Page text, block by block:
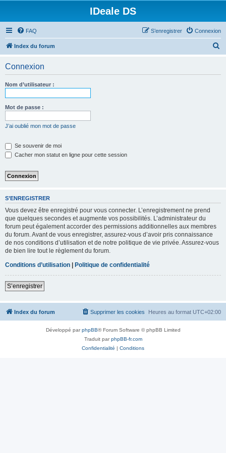
IDeale DS
FAQ Connexion
S’enregistrer
Index du forum
Connexion
Nom d’utilisateur :
Mot de passe :
J’ai oublié mon mot de passe
Se souvenir de moi
Cacher mon statut en ligne pour cette session
S’ENREGISTRER
Vous devez être enregistré pour vous connecter. L’enregistrement ne prend
que quelques secondes et augmente vos possibilités. L’administrateur du
forum peut également accorder des permissions additionnelles aux membres
du forum. Avant de vous enregistrer, assurez-vous d’avoir pris connaissance
de nos conditions d’utilisation et de notre politique de vie privée. Assurez-vous
de bien lire tout le règlement du forum.
Conditions d’utilisation | Politique de confidentialité
S’enregistrer
Index du forum Heures au format UTC+02:00
Supprimer les cookies
Développé parphpBB® Forum Software © phpBB Limited
Traduit parphpBB-fr.com
Confidentialité | Conditions